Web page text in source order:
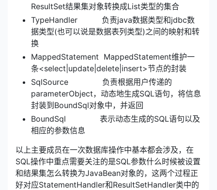
ResultSet结果集对象转换成List类型的集合
TypeHandler 负责java数据类型和jdbc数
据类型(也可以说是数据表列类型)之间的映射和转
换
MappedStatement MappedStatement维护一
条<select|update|delete|insert>节点的封装
SqlSource 负责根据用户传递的
parameterObject，动态地生成SQL语句，将信息
封装到BoundSql对象中，并返回
BoundSql 表示动态生成的SQL语句以及
相应的参数信息
以上主要成员在一次数据库操作中基本都会涉及，在
SQL操作中重点需要关注的是SQL参数什么时候被设置
和结果集怎么转换为JavaBean对象的，这两个过程正
好对应StatementHandler和ResultSetHandler类中的